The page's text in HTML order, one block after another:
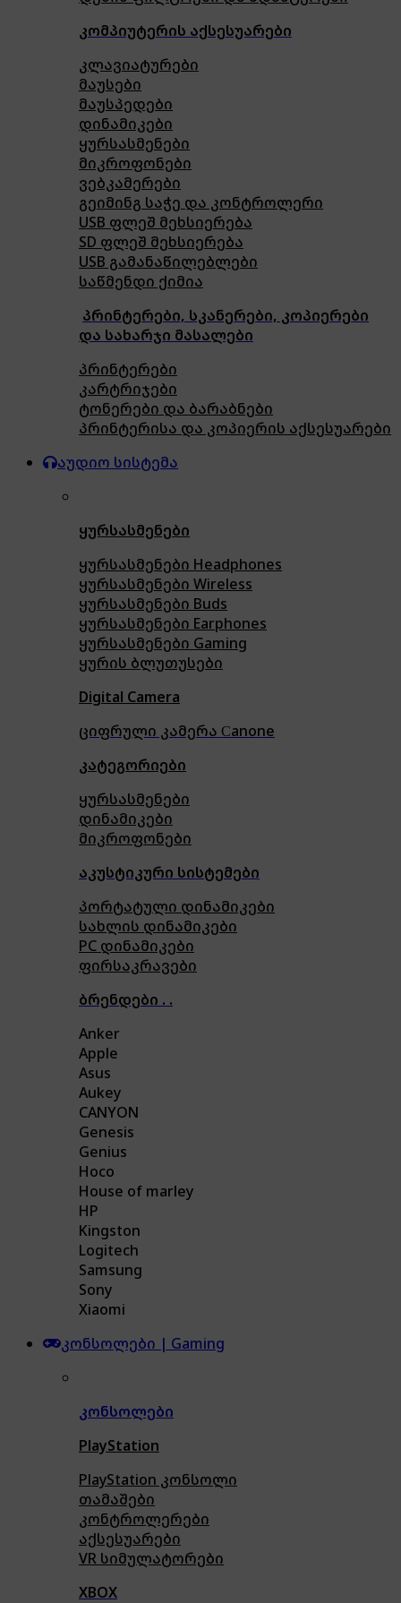
კომპიუტერის აქსესუარები
კლავიატურები
მაუსები
მაუსპედები
დინამიკები
ყურსასმენები
მიკროფონები
ვებკამერები
გეიმინგ საჭე და კონტროლერი
USB ფლეშ მეხსიერება
SD ფლეშ მეხსიერება
USB გამანაწილებლები
საწმენდი ქიმია
პრინტერები, სკანერები, კოპიერები
და სახარჯი მასალები
პრინტერები
კარტრიჯები
ტონერები და ბარაბნები
პრინტერისა და კოპიერის აქსესუარები
აუდიო სისტემა
ყურსასმენები
ყურსასმენები Headphones
ყურსასმენები Wireless
ყურსასმენები Buds
ყურსასმენები Earphones
ყურსასმენები Gaming
ყურის ბლუთუსები
Digital Camera
ციფრული კამერა Сanone
კატეგორიები
ყურსასმენები
დინამიკები
მიკროფონები
აკუსტიკური სისტემები
პორტატული დინამიკები
სახლის დინამიკები
PC დინამიკები
ფირსაკრავები
ბრენდები . .
Anker
Apple
Asus
Aukey
CANYON
Genesis
Genius
Hoco
House of marley
HP
Kingston
Logitech
Samsung
Sony
Xiaomi
კონსოლები | Gaming
კონსოლები
PlayStation
PlayStation კონსოლი
თამაშები
კონტროლერები
აქსესუარები
VR სიმულატორები
XBOX